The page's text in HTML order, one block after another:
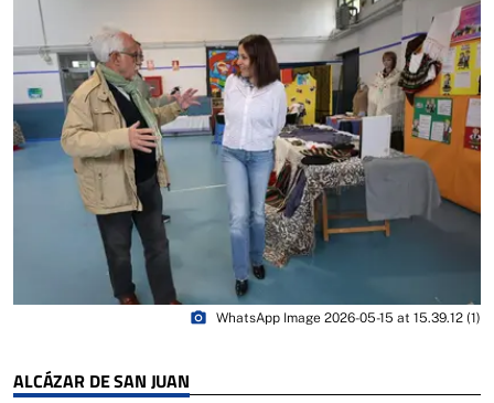
ALCÁZAR DE SAN JUAN
photo_camera WhatsApp Image 2026-05-15 at 15.39.12 (1)